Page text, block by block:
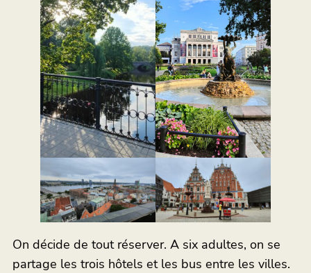
On décide de tout réserver. A six adultes, on se
partage les trois hôtels et les bus entre les villes.